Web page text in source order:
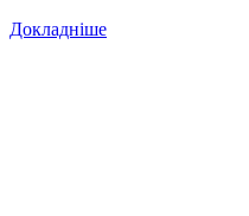
Докладніше